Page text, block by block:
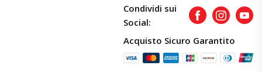
Condividi sui
Social:
FacebookInstagram
Acquisto Sicuro Garantito